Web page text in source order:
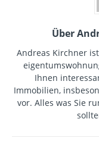
Über
Andreas Kirchner
Ihnen
Immobilien,
vor. Alles was Sie